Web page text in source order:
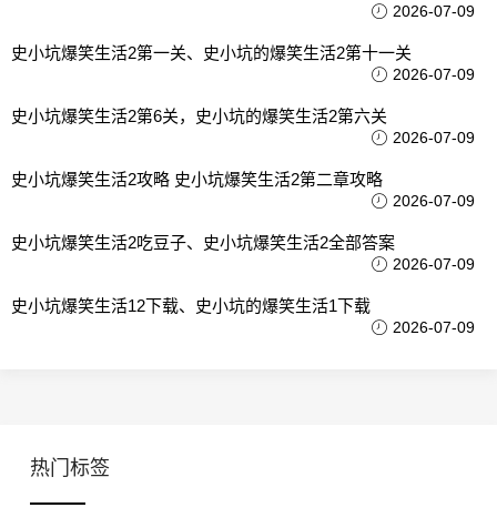
2026-07-09
史小坑爆笑生活2第一关、史小坑的爆笑生活2第十一关
2026-07-09
史小坑爆笑生活2第6关，史小坑的爆笑生活2第六关
2026-07-09
史小坑爆笑生活2攻略 史小坑爆笑生活2第二章攻略
2026-07-09
史小坑爆笑生活2吃豆子、史小坑爆笑生活2全部答案
2026-07-09
史小坑爆笑生活12下载、史小坑的爆笑生活1下载
2026-07-09
热门标签